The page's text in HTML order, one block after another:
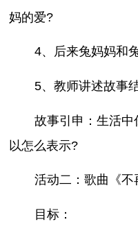
妈的爱?
4、后来兔妈妈和
5、教师讲述故事
故事引申：生活
以怎么表示?
活动二：歌曲《不
目标：